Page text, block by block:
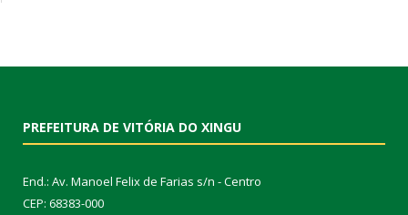
PREFEITURA DE VITÓRIA DO XINGU
End.: Av. Manoel Felix de Farias s/n - Centro
CEP: 68383-000